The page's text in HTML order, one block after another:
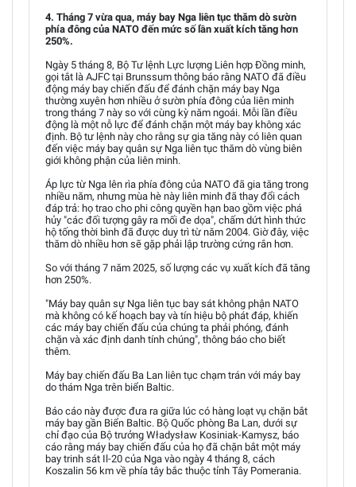
4. Tháng 7 vừa qua, máy bay Nga liên tục thăm dò sườn
phía đông của NATO đến mức số lần xuất kích tăng hơn
250%.
Ngày 5 tháng 8, Bộ Tư lệnh Lực lượng Liên hợp Đồng minh,
gọi tắt là AJFC tại Brunssum thông báo rằng NATO đã điều
động máy bay chiến đấu để đánh chặn máy bay Nga
thường xuyên hơn nhiều ở sườn phía đông của liên minh
trong tháng 7 này so với cùng kỳ năm ngoái. Mỗi lần điều
động là một nỗ lực để đánh chặn một máy bay không xác
định. Bộ tư lệnh này cho rằng sự gia tăng này có liên quan
đến việc máy bay quân sự Nga liên tục thăm dò vùng biên
giới không phận của liên minh.
Áp lực từ Nga lên rìa phía đông của NATO đã gia tăng trong
nhiều năm, nhưng mùa hè này liên minh đã thay đổi cách
đáp trả: họ trao cho phi công quyền hạn bao gồm việc phá
hủy "các đối tượng gây ra mối đe dọa", chấm dứt hình thức
hộ tống thời bình đã được duy trì từ năm 2004. Giờ đây, việc
thăm dò nhiều hơn sẽ gặp phải lập trường cứng rắn hơn.
So với tháng 7 năm 2025, số lượng các vụ xuất kích đã tăng
hơn 250%.
"Máy bay quân sự Nga liên tục bay sát không phận NATO
mà không có kế hoạch bay và tín hiệu bộ phát đáp, khiến
các máy bay chiến đấu của chúng ta phải phóng, đánh
chặn và xác định danh tính chúng", thông báo cho biết
thêm.
Máy bay chiến đấu Ba Lan liên tục chạm trán với máy bay
do thám Nga trên biển Baltic.
Báo cáo này được đưa ra giữa lúc có hàng loạt vụ chặn bắt
máy bay gần Biển Baltic. Bộ Quốc phòng Ba Lan, dưới sự
chỉ đạo của Bộ trưởng Władysław Kosiniak-Kamysz, báo
cáo rằng máy bay chiến đấu của họ đã chặn bắt một máy
bay trinh sát Il-20 của Nga vào ngày 4 tháng 8, cách
Koszalin 56 km về phía tây bắc thuộc tỉnh Tây Pomerania.